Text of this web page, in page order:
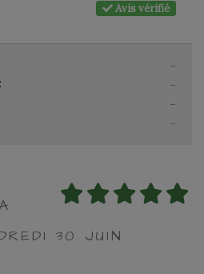
Avis vérifié
-
-
-
-
A
30 JUIN